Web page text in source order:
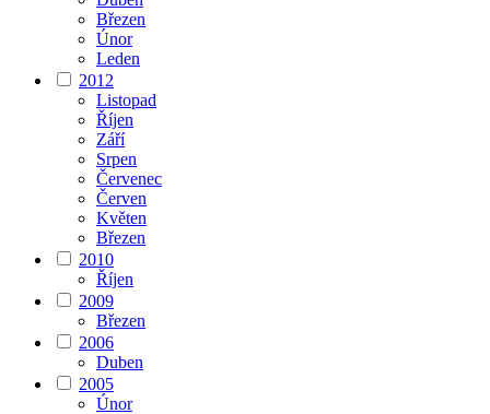
Březen
Únor
Leden
2012
Listopad
Říjen
Září
Srpen
Červenec
Červen
Květen
Březen
2010
Říjen
2009
Březen
2006
Duben
2005
Únor